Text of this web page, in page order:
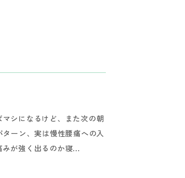
シになるけど、また次の朝
ーン、実は慢性腰痛への入
が強く出るのか寝...